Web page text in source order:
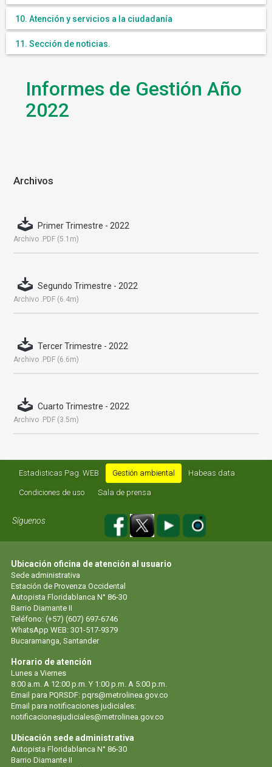
10. Atención y servicios a la ciudadanía
11. Sección de noticias.
Informes de Gestión Año
2022
Archivos
Primer Trimestre - 2022
Archivo .PDF (5.1m)
Segundo Trimestre - 2022
Archivo .PDF (6.4m)
Tercer Trimestre - 2022
Archivo .PDF (6.6m)
Cuarto Trimestre - 2022
Archivo .PDF (3.5m)
Estadisticas Pag. WEB Gestión ambiental Habeas data
Condiciones de uso Sala de prensa
Síguenos
Ubicación oficina de atención al usuario
Sede administrativa
Estación de Provenza Occidental
Autopista Floridablanca N° 86-30
Barrio Diamante II
Teléfono: (+57) (607) 697-6746
WhatsApp WEB: 301-517-9379
Bucaramanga, Santander
Horario de atención
Lunes a Viernes
8:00 a.m. A 12:00 p.m. Y 1:00 p.m. A 5:00 p.m.
Email para PQRSDF: pqrs@metrolinea.gov.co
Email para notificaciones judiciales:
notificacionesjudiciales@metrolinea.gov.co
Ubicación sede administrativa
Autopista Floridablanca N° 86-30
Barrio Diamante II